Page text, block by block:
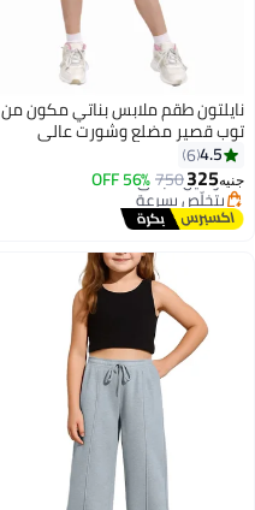
3
نايلتون طقم ملابس بناتي مكون من
توب قصير مضلع وشورت عالي
الخصر. طقم ملابس كاجوال للأطفال
- توب قصير وشورت برباط
4.5
6
جنيه325
750
56% OFF
#2 في اطقم ملابس البنات
توصيل مجاني
بتخلّص بسرعة
تم بيع +30 مؤخرًا
#2 في اطقم ملابس البنات